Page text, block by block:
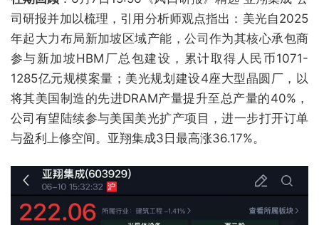
司研报并加以梳理，引用分析师观点指出：美光自2025
年起大力布局新加坡区域产能，公司作为其核心承包商
参与新加坡HBM厂总包建设，累计取得人民币1071-
1285亿元规模案量；美光规划建设4座大型晶圆厂，以
将其美国制造的先进DRAM产量提升至总产量的40%，
公司有望陆续参与美国美光扩产项目，进一步打开订单
与盈利上修空间。亚翔集成3日最高涨36.17%。